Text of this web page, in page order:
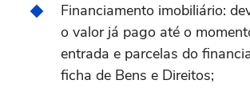
Financiamento imobiliário:
o valor já pago até o
entrada e parcelas do
ficha de Bens e Direitos;